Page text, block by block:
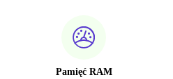
Pamięć RAM